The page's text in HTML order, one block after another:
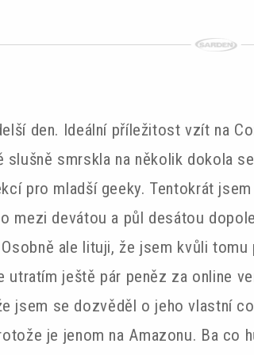
den. Ideální příležitost vzít na
slušně smrskla na několik dokola
pro mladší geeky. Tentokrát
mezi devátou a půl desátou
ale lituji, že jsem kvůli tomu
utratím ještě pár peněz za online
jsem se dozvěděl o jeho vlastní
je jenom na Amazonu. Ba co